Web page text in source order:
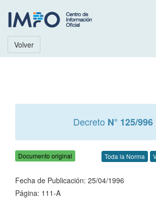
Volver
Decreto N° 125/996
Documento original Toda la Norma
Fecha de Publicación: 25/04/1996
Página: 111-A